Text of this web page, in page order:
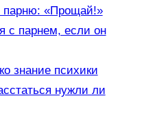
«Прощай!»
с парнем, если он
знание психики
нужли ли